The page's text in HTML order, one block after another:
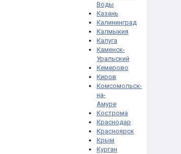
Воды
Казань
Калининград
Калмыкия
Калуга
Каменск-
Уральский
Кемерово
Киров
Комсомольск-
на-
Амуре
Кострома
Краснодар
Красноярск
Крым
Курган